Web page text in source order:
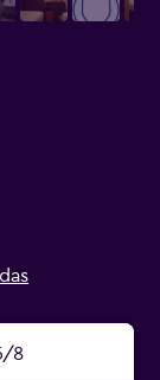
8